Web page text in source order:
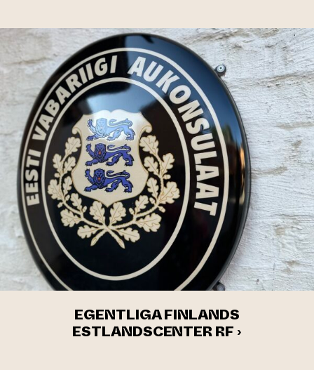
EGENTLIGA FINLANDS
ESTLANDSCENTER RF ›